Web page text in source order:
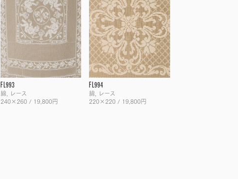
FL993
綿, レース
240×260 / 19,800円
FL994
綿, レース
220×220 / 19,800円